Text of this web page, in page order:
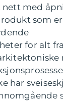
med
som
for alt
har